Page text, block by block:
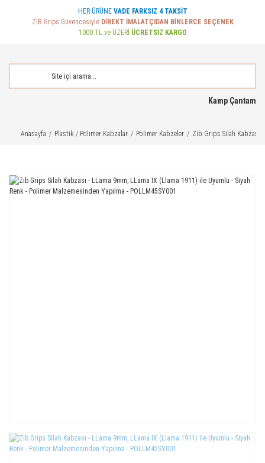
HER ÜRÜNE VADE FARKSIZ 4 TAKSİT
ZİB Grips Güvencesiyle DİREKT İMALATÇIDAN BİNLERCE SEÇENEK
1000 TL ve ÜZERİ ÜCRETSİZ KARGO
Kamp Çantam
Anasayfa Plastik / Polimer Kabzalar Polimer Kabzeler Zib Grips Silah Kabzası